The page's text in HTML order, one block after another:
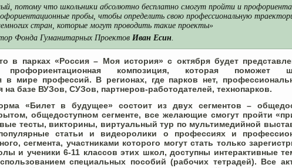
потому что школьники абсолютно бесплатно смогут пройти и
пробы, чтобы определить свою профессиональную
стран, которые могут проводить такие проекты»
Фонда Гуманитарных ПроектовИван Есин.
в парках «Россия – Моя история» с октября будет
профориентационная композиция, которая поможет
в мире профессий. В регионах, где парков нет,
на базе ВУЗов, СУЗов, партнеров-работодателей, технопарков.
«Билет в будущее» состоит из двух сегментов –
общедоступном сегменте, все желающие смогут пройти
тесты, викторины, виртуальный тур по мультимедийной
статьи и видеоролики о профессиях и
сегмента, участниками которого могут стать только
и ученики 6-11 классов этих школ, доступны интерактивные
специальных пособий (рабочих тетрадей). Все